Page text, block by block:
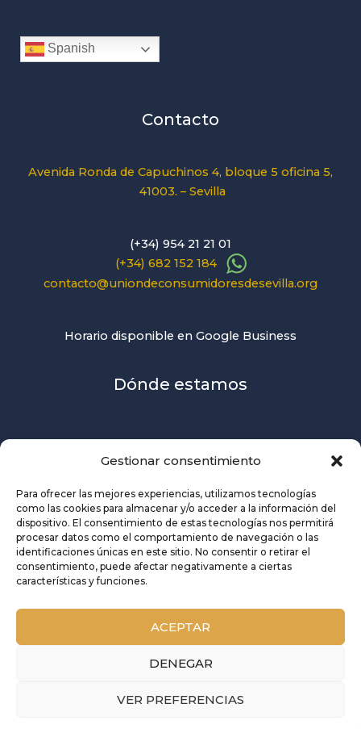
Gestionar consentimiento
Para ofrecer las mejores experiencias, utilizamos tecnologías
como las cookies para almacenar y/o acceder a la información del
dispositivo. El consentimiento de estas tecnologías nos permitirá
procesar datos como el comportamiento de navegación o las
identificaciones únicas en este sitio. No consentir o retirar el
consentimiento, puede afectar negativamente a ciertas
características y funciones.
ACEPTAR
DENEGAR
VER PREFERENCIAS
Spanish
Contacto
Avenida Ronda de Capuchinos 4, bloque 5 oficina 5,
41003. – Sevilla
(+34) 954 21 21 01
(+34) 682 152 184
contacto@uniondeconsumidoresdesevilla.org
Horario disponible en Google Business
Dónde estamos
Política de cookies| Política de privacidad